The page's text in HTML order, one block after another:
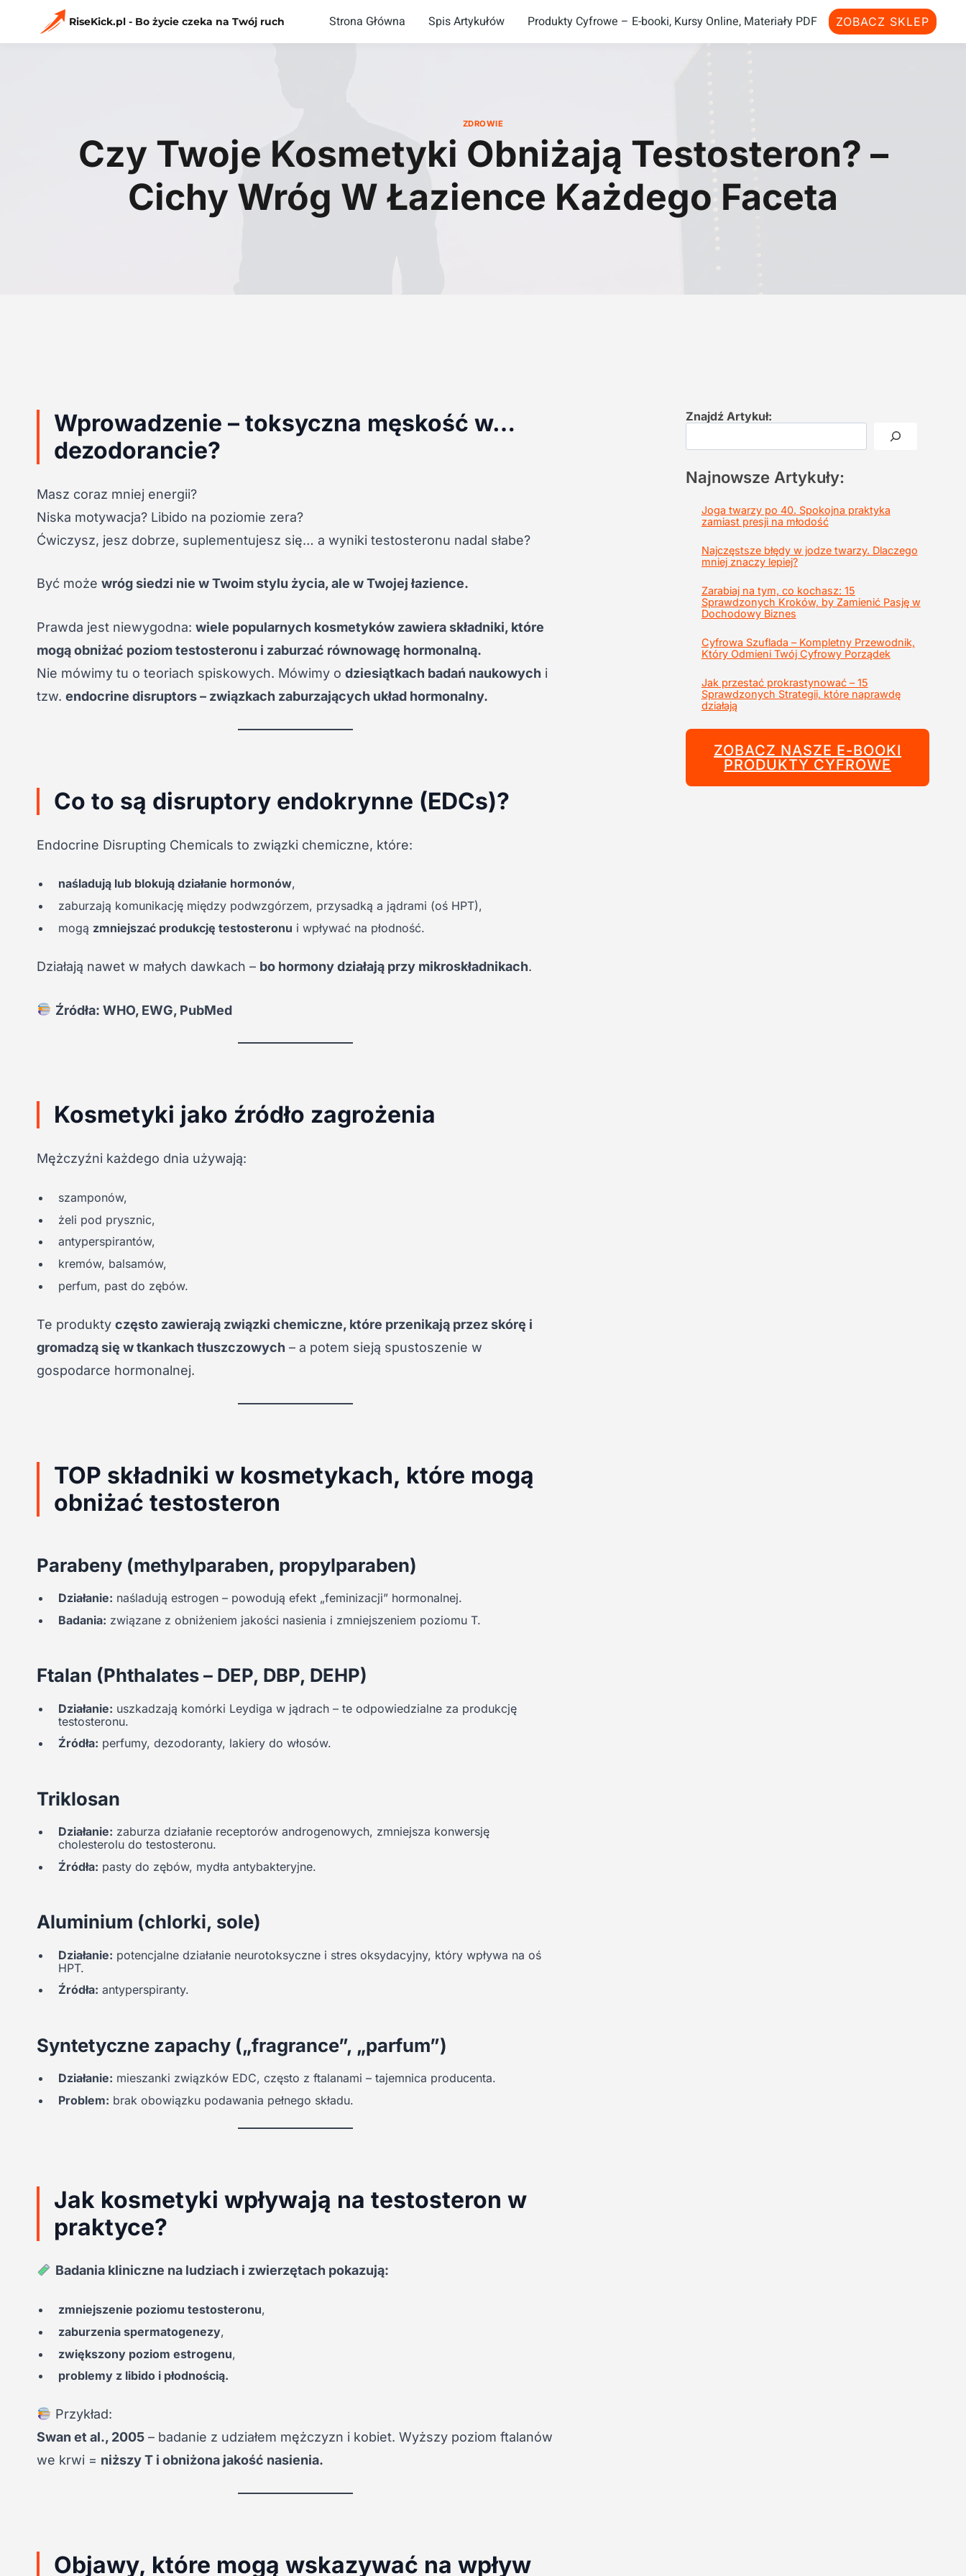
RiseKick.pl - Bo życie czeka na Twój ruch Strona Główna Spis Artykułów Produkty Cyfrowe – E-booki, Kursy Online, Materiały PDF ZOBACZ SKLEP
ZDROWIE
Czy Twoje Kosmetyki Obniżają Testosteron? –
Cichy Wróg W Łazience Każdego Faceta
Wprowadzenie – toksyczna męskość w…
dezodorancie?
Masz coraz mniej energii?
Niska motywacja? Libido na poziomie zera?
Ćwiczysz, jesz dobrze, suplementujesz się… a wyniki testosteronu nadal słabe?
Być może wróg siedzi nie w Twoim stylu życia, ale w Twojej łazience.
Prawda jest niewygodna: wiele popularnych kosmetyków zawiera składniki, które
mogą obniżać poziom testosteronu i zaburzać równowagę hormonalną.
Nie mówimy tu o teoriach spiskowych. Mówimy o dziesiątkach badań naukowych i
tzw. endocrine disruptors – związkach zaburzających układ hormonalny.
Co to są disruptory endokrynne (EDCs)?
Endocrine Disrupting Chemicals to związki chemiczne, które:
naśladują lub blokują działanie hormonów,
zaburzają komunikację między podwzgórzem, przysadką a jądrami (oś HPT),
mogą zmniejszać produkcję testosteronu i wpływać na płodność.
Działają nawet w małych dawkach – bo hormony działają przy mikroskładnikach.
Źródła: WHO, EWG, PubMed
Kosmetyki jako źródło zagrożenia
Mężczyźni każdego dnia używają:
szamponów,
żeli pod prysznic,
antyperspirantów,
kremów, balsamów,
perfum, past do zębów.
Te produkty często zawierają związki chemiczne, które przenikają przez skórę i
gromadzą się w tkankach tłuszczowych – a potem sieją spustoszenie w
gospodarce hormonalnej.
TOP składniki w kosmetykach, które mogą
obniżać testosteron
Parabeny (methylparaben, propylparaben)
Działanie: naśladują estrogen – powodują efekt „feminizacji” hormonalnej.
Badania: związane z obniżeniem jakości nasienia i zmniejszeniem poziomu T.
Ftalan (Phthalates – DEP, DBP, DEHP)
Działanie: uszkadzają komórki Leydiga w jądrach – te odpowiedzialne za produkcję
testosteronu.
Źródła: perfumy, dezodoranty, lakiery do włosów.
Triklosan
Działanie: zaburza działanie receptorów androgenowych, zmniejsza konwersję
cholesterolu do testosteronu.
Źródła: pasty do zębów, mydła antybakteryjne.
Aluminium (chlorki, sole)
Działanie: potencjalne działanie neurotoksyczne i stres oksydacyjny, który wpływa na oś
HPT.
Źródła: antyperspiranty.
Syntetyczne zapachy („fragrance”, „parfum”)
Działanie: mieszanki związków EDC, często z ftalanami – tajemnica producenta.
Problem: brak obowiązku podawania pełnego składu.
Jak kosmetyki wpływają na testosteron w
praktyce?
Badania kliniczne na ludziach i zwierzętach pokazują:
zmniejszenie poziomu testosteronu,
zaburzenia spermatogenezy,
zwiększony poziom estrogenu,
problemy z libido i płodnością.
Przykład:
Swan et al., 2005 – badanie z udziałem mężczyzn i kobiet. Wyższy poziom ftalanów
we krwi = niższy T i obniżona jakość nasienia.
Objawy, które mogą wskazywać na wpływ
Znajdź Artykuł:
Najnowsze Artykuły:
Joga twarzy po 40. Spokojna praktyka
zamiast presji na młodość
Najczęstsze błędy w jodze twarzy. Dlaczego
mniej znaczy lepiej?
Zarabiaj na tym, co kochasz: 15
Sprawdzonych Kroków, by Zamienić Pasję w
Dochodowy Biznes
Cyfrowa Szuflada – Kompletny Przewodnik,
Który Odmieni Twój Cyfrowy Porządek
Jak przestać prokrastynować – 15
Sprawdzonych Strategii, które naprawdę
działają
ZOBACZ NASZE E-BOOKI
PRODUKTY CYFROWE